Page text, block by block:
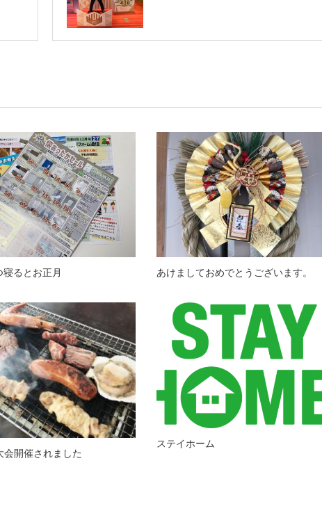
寝るとお正月 あけましておめでとうございます。
会開催されました
ステイホーム